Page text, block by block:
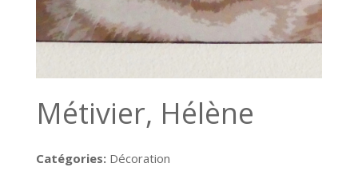
Métivier, Hélène
Catégories: Décoration